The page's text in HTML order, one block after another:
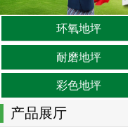
环氧地坪
耐磨地坪
彩色地坪
产品展厅